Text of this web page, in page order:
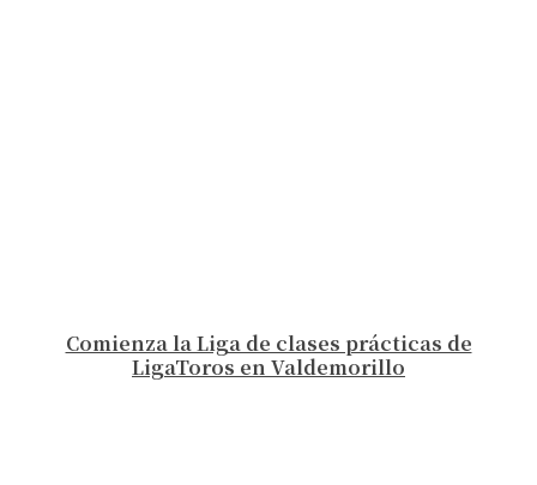
Comienza la Liga de clases prácticas de
LigaToros en Valdemorillo